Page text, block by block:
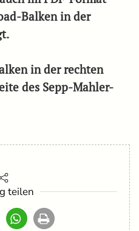
Balken in der
in der rechten
des Sepp-Mahler-
teilen